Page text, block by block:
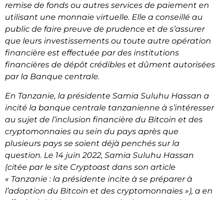
remise de fonds ou autres services de paiement en
utilisant une monnaie virtuelle. Elle a conseillé au
public de faire preuve de prudence et de s’assurer
que leurs investissements ou toute autre opération
financière est effectuée par des institutions
financières de dépôt crédibles et dûment autorisées
par la Banque centrale.
En Tanzanie, la présidente Samia Suluhu Hassan a
incité la banque centrale tanzanienne à s’intéresser
au sujet de l’inclusion financière du Bitcoin et des
cryptomonnaies au sein du pays après que
plusieurs pays se soient déjà penchés sur la
question. Le 14 juin 2022, Samia Suluhu Hassan
(citée par le site Cryptoast dans son article
« Tanzanie : la présidente incite à se préparer à
l’adoption du Bitcoin et des cryptomonnaies »), a en